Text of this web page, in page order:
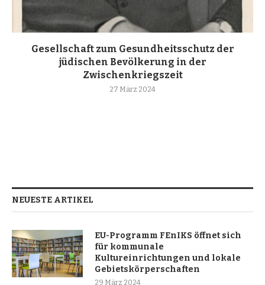
Gesellschaft zum Gesundheitsschutz der
jüdischen Bevölkerung in der
Zwischenkriegszeit
27 März 2024
NEUESTE ARTIKEL
EU-Programm FEnIKS öffnet sich
für kommunale
Kultureinrichtungen und lokale
Gebietskörperschaften
29 März 2024